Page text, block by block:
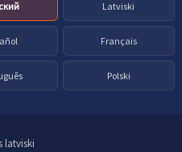
Latviski
Français
Polski
latviski